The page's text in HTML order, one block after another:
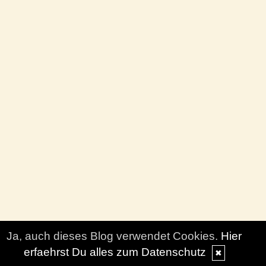
Ja, auch dieses Blog verwendet Cookies. Hier
erfaehrst Du alles zum Datenschutz
✖